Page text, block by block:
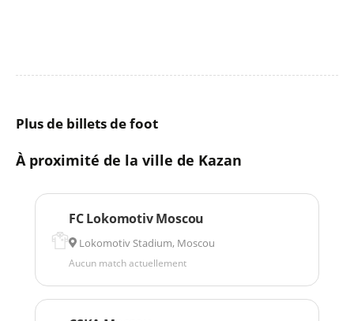
Plus de billets de foot
À proximité de la ville de Kazan
FC Lokomotiv Moscou
Lokomotiv Stadium, Moscou
Aucun match actuellement